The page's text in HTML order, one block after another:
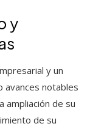
y
y un
avances notables
ampliación de su
de su